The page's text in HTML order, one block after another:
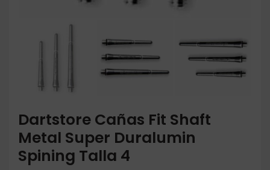
Dartstore Cañas Fit Shaft
Metal Super Duralumin
Spining Talla 4